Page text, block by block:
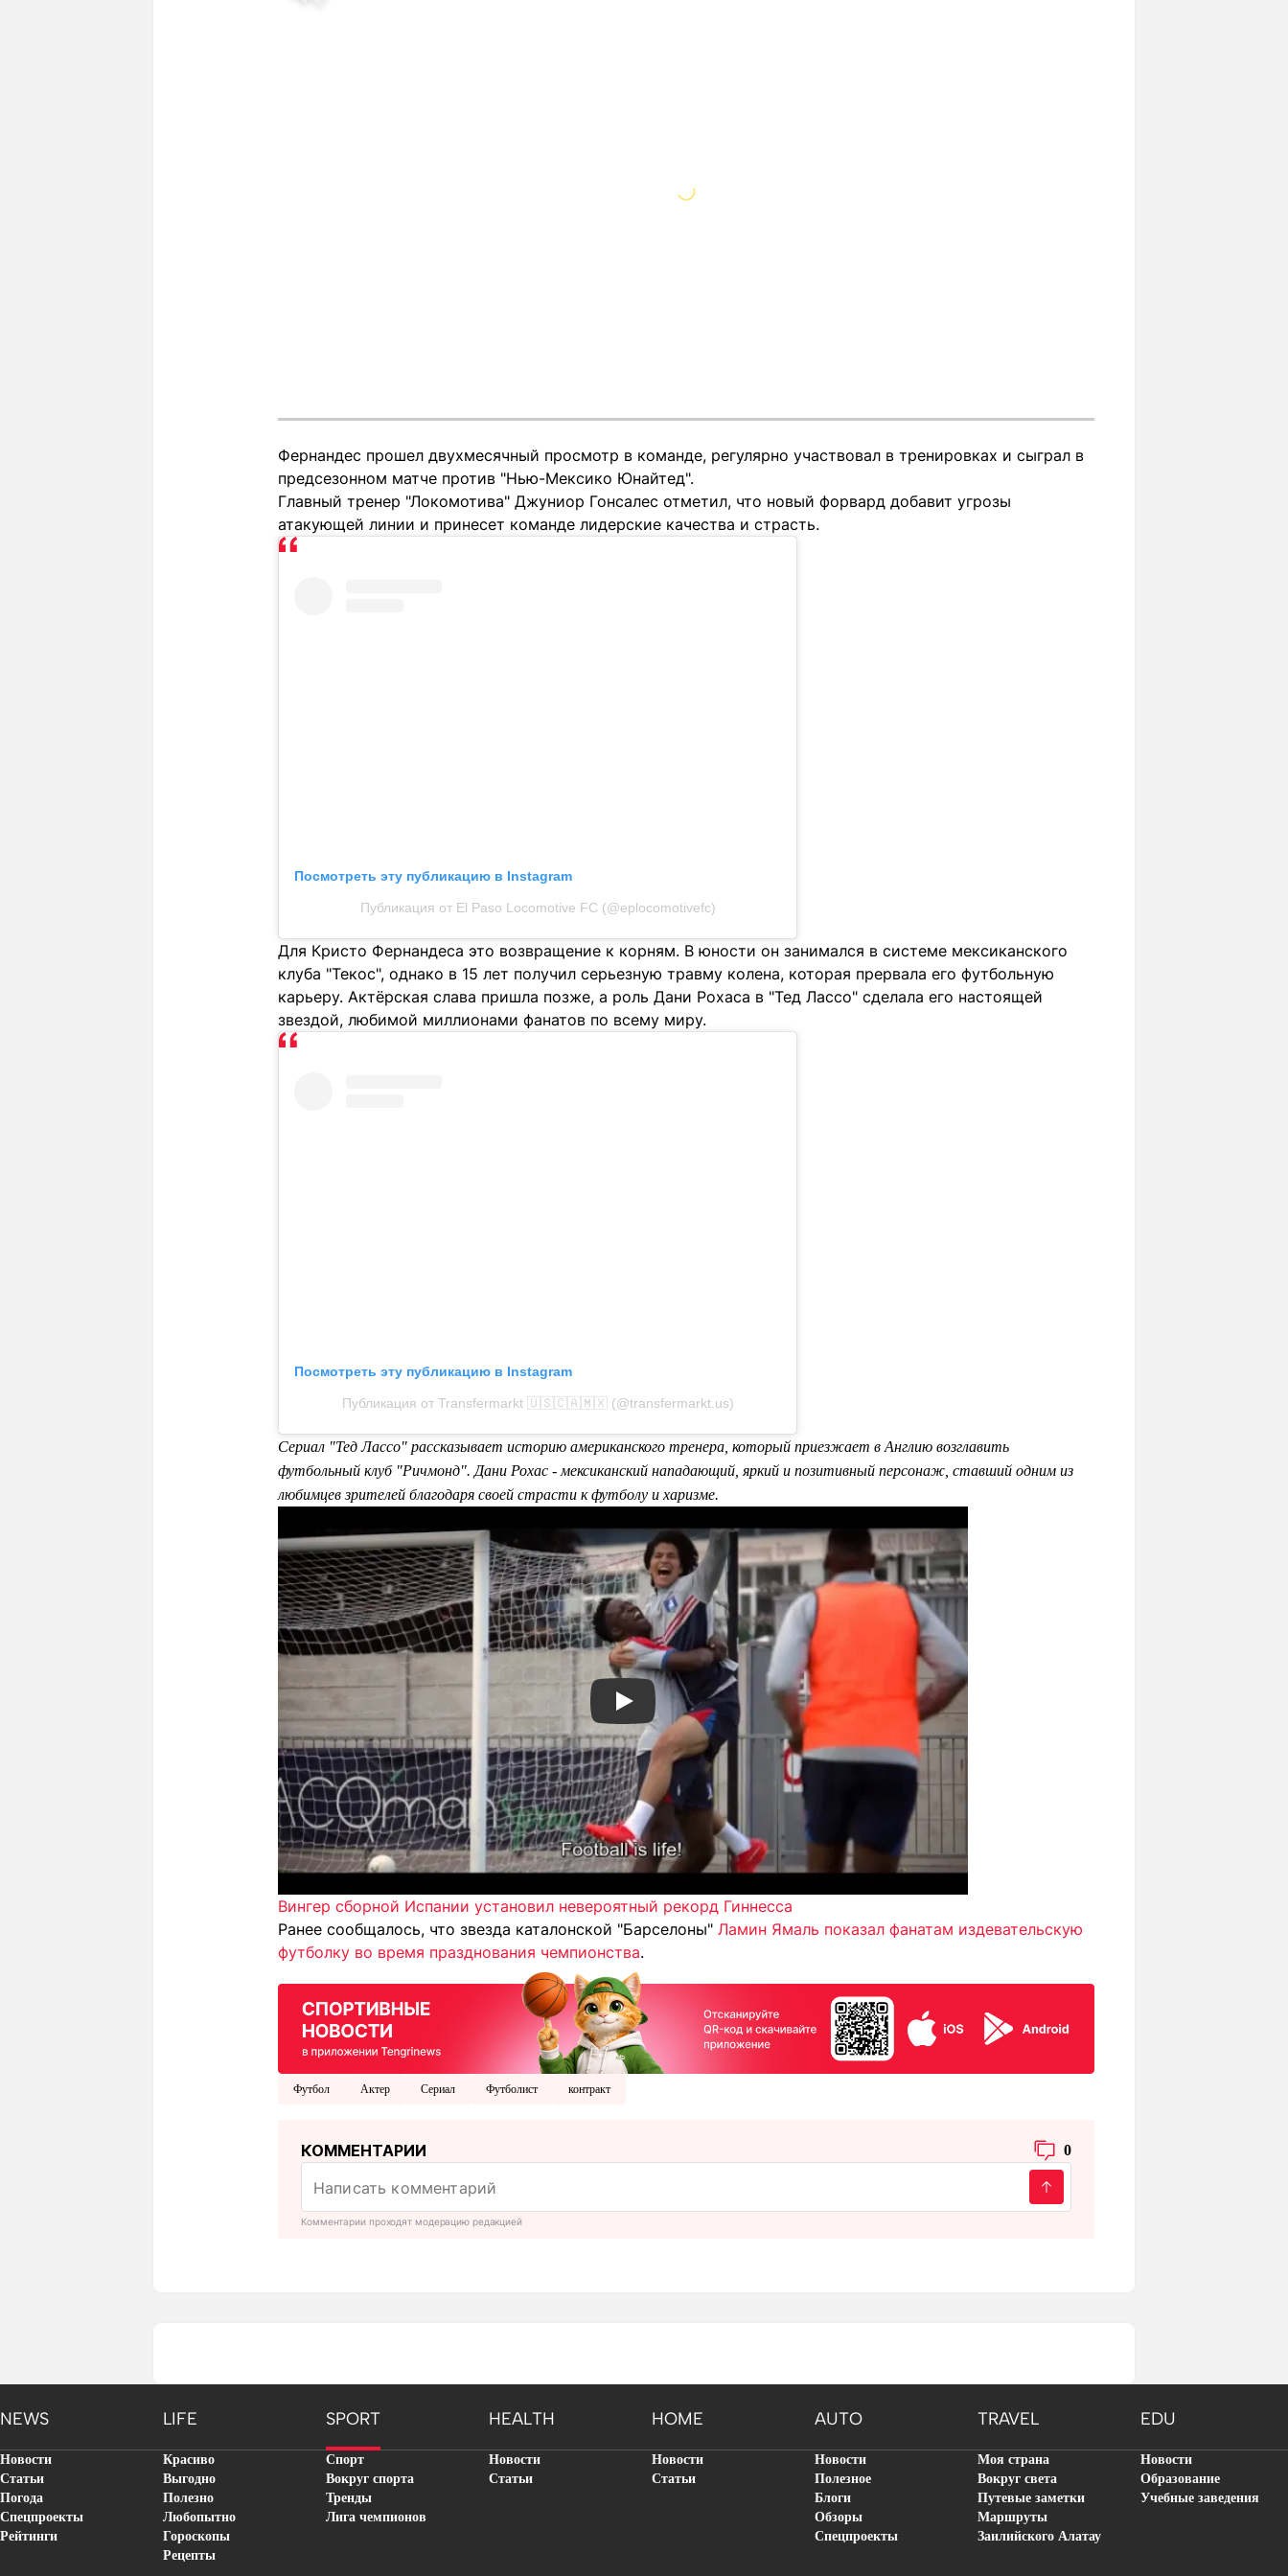
Фернандес прошел двухмесячный просмотр в команде, регулярно участвовал в тренировках и сыграл в
предсезонном матче против "Нью-Мексико Юнайтед".
Главный тренер "Локомотива" Джуниор Гонсалес отметил, что новый форвард добавит угрозы
атакующей линии и принесет команде лидерские качества и страсть.
Посмотреть эту публикацию в Instagram
Публикация от El Paso Locomotive FC (@eplocomotivefc)
Для Кристо Фернандеса это возвращение к корням. В юности он занимался в системе мексиканского
клуба "Текос", однако в 15 лет получил серьезную травму колена, которая прервала его футбольную
карьеру. Актёрская слава пришла позже, а роль Дани Рохаса в "Тед Лассо" сделала его настоящей
звездой, любимой миллионами фанатов по всему миру.
Посмотреть эту публикацию в Instagram
Публикация от Transfermarkt 🇺🇸🇨🇦🇲🇽 (@transfermarkt.us)
Сериал "Тед Лассо" рассказывает историю американского тренера, который приезжает в Англию возглавить
футбольный клуб "Ричмонд". Дани Рохас - мексиканский нападающий, яркий и позитивный персонаж, ставший одним из
любимцев зрителей благодаря своей страсти к футболу и харизме.
Смотреть видео YouTube
Вингер сборной Испании установил невероятный рекорд Гиннесса
Ранее сообщалось, что звезда каталонской "Барселоны" Ламин Ямаль показал фанатам издевательскую
футболку во время празднования чемпионства.
Футбол Актер Сериал Футболист контракт
КОММЕНТАРИИ 0
Комментарии проходят модерацию редакцией
NEWS LIFE SPORT HEALTH HOME AUTO TRAVEL EDU
Новости
Статьи
Погода
Спецпроекты
Рейтинги
Красиво
Выгодно
Полезно
Любопытно
Гороскопы
Рецепты
Спорт
Вокруг спорта
Тренды
Лига чемпионов
Новости
Статьи
Новости
Статьи
Новости
Полезное
Блоги
Обзоры
Спецпроекты
Моя страна
Вокруг света
Путевые заметки
Маршруты
Заилийского Алатау
Новости
Образование
Учебные заведения